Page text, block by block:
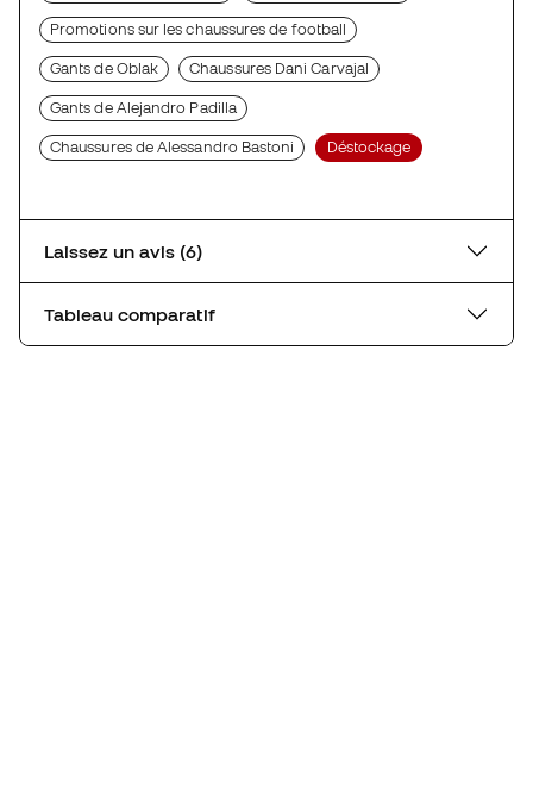
Promotions sur les chaussures de football
Gants de Oblak Chaussures Dani Carvajal
Gants de Alejandro Padilla
Chaussures de Alessandro Bastoni Déstockage
Laissez un avis (6)
Tableau comparatif